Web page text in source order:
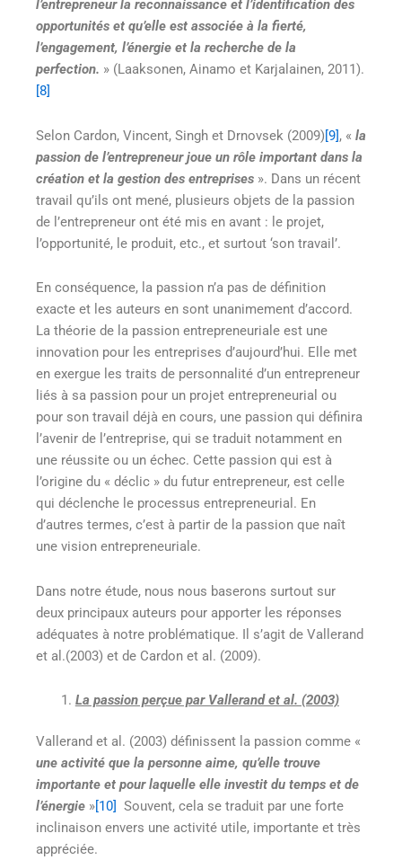
l’entrepreneur la reconnaissance et l’identification des
opportunités et qu’elle est associée à la fierté,
l’engagement, l’énergie et la recherche de la
perfection. » (Laaksonen, Ainamo et Karjalainen, 2011).
[8]
Selon Cardon, Vincent, Singh et Drnovsek (2009)[9], « la
passion de l’entrepreneur joue un rôle important dans la
création et la gestion des entreprises ». Dans un récent
travail qu’ils ont mené, plusieurs objets de la passion
de l’entrepreneur ont été mis en avant : le projet,
l’opportunité, le produit, etc., et surtout ‘son travail’.
En conséquence, la passion n’a pas de définition
exacte et les auteurs en sont unanimement d’accord.
La théorie de la passion entrepreneuriale est une
innovation pour les entreprises d’aujourd’hui. Elle met
en exergue les traits de personnalité d’un entrepreneur
liés à sa passion pour un projet entrepreneurial ou
pour son travail déjà en cours, une passion qui définira
l’avenir de l’entreprise, qui se traduit notamment en
une réussite ou un échec. Cette passion qui est à
l’origine du « déclic » du futur entrepreneur, est celle
qui déclenche le processus entrepreneurial. En
d’autres termes, c’est à partir de la passion que naît
une vision entrepreneuriale.
Dans notre étude, nous nous baserons surtout sur
deux principaux auteurs pour apporter les réponses
adéquates à notre problématique. Il s’agit de Vallerand
et al.(2003) et de Cardon et al. (2009).
La passion perçue par Vallerand et al. (2003)
Vallerand et al. (2003) définissent la passion comme «
une activité que la personne aime, qu’elle trouve
importante et pour laquelle elle investit du temps et de
l’énergie »[10] Souvent, cela se traduit par une forte
inclinaison envers une activité utile, importante et très
appréciée.